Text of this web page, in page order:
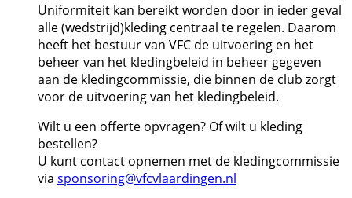
Uniformiteit kan bereikt worden door in ieder geval
alle (wedstrijd)kleding centraal te regelen. Daarom
heeft het bestuur van VFC de uitvoering en het
beheer van het kledingbeleid in beheer gegeven
aan de kledingcommissie, die binnen de club zorgt
voor de uitvoering van het kledingbeleid.
Wilt u een offerte opvragen? Of wilt u kleding
bestellen?
U kunt contact opnemen met de kledingcommissie
via sponsoring@vfcvlaardingen.nl